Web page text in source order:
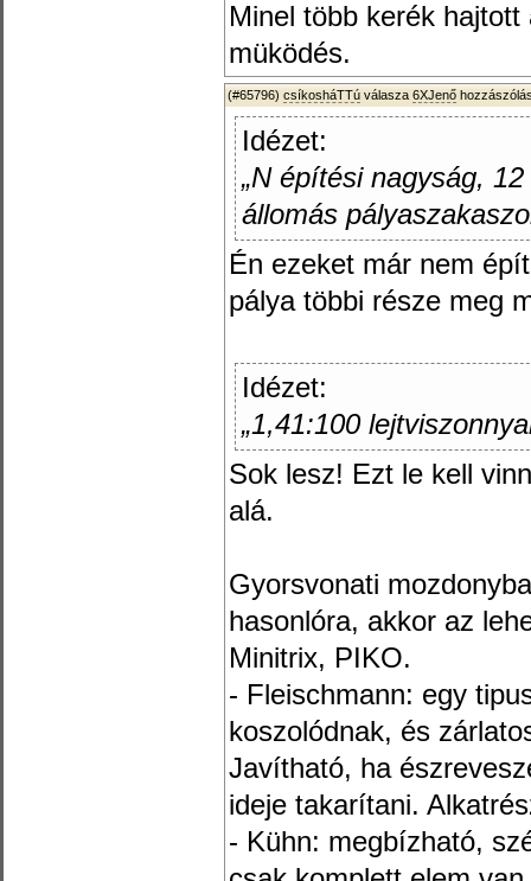
Minel több kerék
müködés.
(#65796) csíkosháTTú válasza 6XJenő
Idézet:
„N építési nagyság,
állomás
Én ezeket már nem
pálya többi része meg
Idézet:
„1,41:100
Sok lesz! Ezt le kell
alá.
Gyorsvonati
hasonlóra, akkor az
Minitrix, PIKO.
- Fleischmann: egy
koszolódnak, és
Javítható, ha
ideje takarítani.
- Kühn: megbízható,